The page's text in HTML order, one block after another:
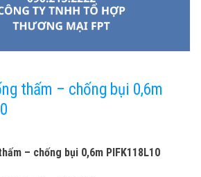
thấm – chống bụi 0,6m
– chống bụi 0,6m PIFK118L10